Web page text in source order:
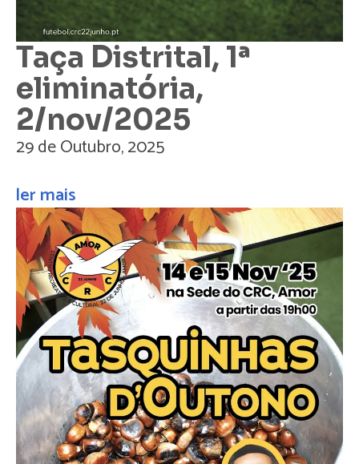
Taça Distrital, 1ª
eliminatória,
2/nov/2025
29 de Outubro, 2025
ler mais